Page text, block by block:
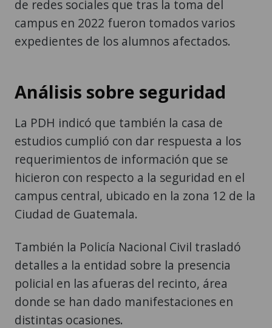
de redes sociales que tras la toma del
campus en 2022 fueron tomados varios
expedientes de los alumnos afectados.
Análisis sobre seguridad
La PDH indicó que también la casa de
estudios cumplió con dar respuesta a los
requerimientos de información que se
hicieron con respecto a la seguridad en el
campus central, ubicado en la zona 12 de la
Ciudad de Guatemala.
También la Policía Nacional Civil trasladó
detalles a la entidad sobre la presencia
policial en las afueras del recinto, área
donde se han dado manifestaciones en
distintas ocasiones.